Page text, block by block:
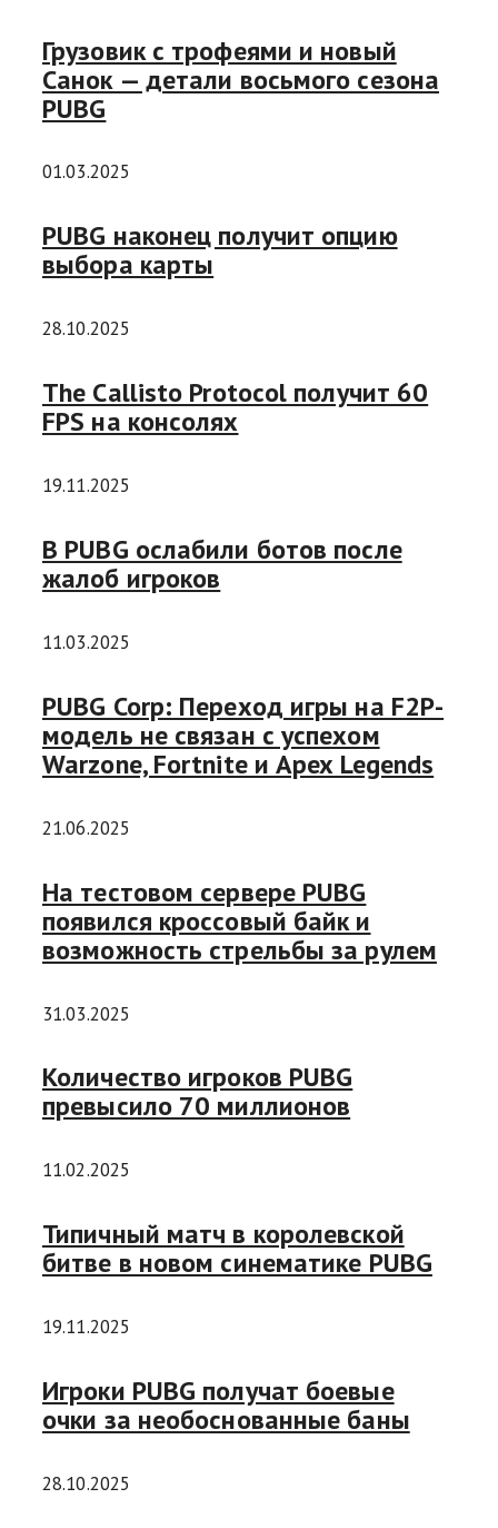
Грузовик с трофеями и новый
Санок — детали восьмого сезона
PUBG
01.03.2025
PUBG наконец получит опцию
выбора карты
28.10.2025
The Callisto Protocol получит 60
FPS на консолях
19.11.2025
В PUBG ослабили ботов после
жалоб игроков
11.03.2025
PUBG Corp: Переход игры на F2P-
модель не связан с успехом
Warzone, Fortnite и Apex Legends
21.06.2025
На тестовом сервере PUBG
появился кроссовый байк и
возможность стрельбы за рулем
31.03.2025
Количество игроков PUBG
превысило 70 миллионов
11.02.2025
Типичный матч в королевской
битве в новом синематике PUBG
19.11.2025
Игроки PUBG получат боевые
очки за необоснованные баны
28.10.2025